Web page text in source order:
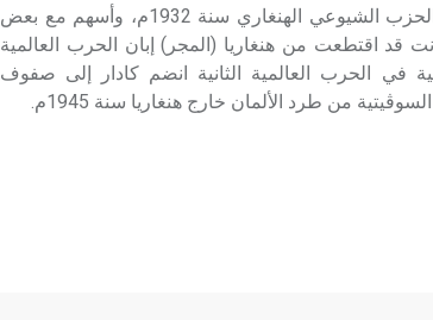
وترعرع في بيئة متوسطة، انضم إلى الحزب الشيوعي الهنغاري سنة 1932م، وأسهم مع بعض
قد اقتطعت من هنغاريا (المجر) إبان الحرب العالمية
في الحرب العالمية الثانية انضم كادار إلى صفوف
من طرد الألمان خارج هنغاريا سنة 1945م.